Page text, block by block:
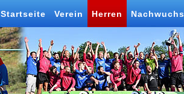
Startseite Verein Herren Nachwuchs